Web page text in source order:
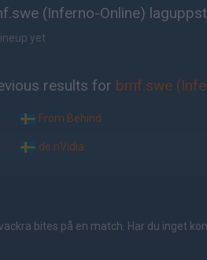
(Inferno-Online)
yet
results for bmf.swe
From Behind
de.nVidia
bites på en match. Har du inget